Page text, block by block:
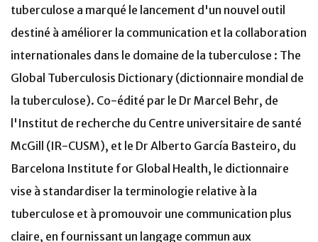
tuberculose a marqué le lancement d'un nouvel outil
destiné à améliorer la communication et la collaboration
internationales dans le domaine de la tuberculose : The
Global Tuberculosis Dictionary (dictionnaire mondial de
la tuberculose). Co-édité par le Dr Marcel Behr, de
l'Institut de recherche du Centre universitaire de santé
McGill (IR-CUSM), et le Dr Alberto García Basteiro, du
Barcelona Institute for Global Health, le dictionnaire
vise à standardiser la terminologie relative à la
tuberculose et à promouvoir une communication plus
claire, en fournissant un langage commun aux